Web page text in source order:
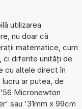
utilizarea
nu doar că
matematice, cum
ci diferite unități de
cu altele direct în
ar putea, de
Micronewton
sau '31mm x 99cm